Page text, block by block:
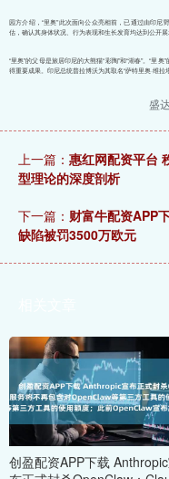
园方介绍，“里奥”此次面向公众亮相前，已通过由印
估，确认其身体状况、行为表现和生长发育均达到公开展
“里奥”的父母是旅居印尼的大熊猫“彩陶”和“湖春”。“里
得重要成果。印尼总统普拉博沃为其取名“萨特里奥·维拉
盛
上一篇： 惠红网配资平台
型理论的深度剖析
下一篇： 财富牛配资APP
缺陷被罚3500万欧元
创盈配资APP下载